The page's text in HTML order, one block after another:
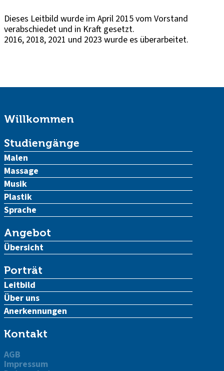
Dieses Leitbild wurde im April 2015 vom Vorstand
verabschiedet und in Kraft gesetzt.
2016, 2018, 2021 und 2023 wurde es überarbeitet.
Willkommen
Studiengänge
Malen
Massage
Musik
Plastik
Sprache
Angebot
Übersicht
Porträt
Leitbild
Über uns
Anerkennungen
Kontakt
AGB
Impressum